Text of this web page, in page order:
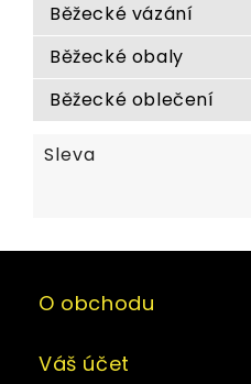
Běžecké vázání
Běžecké obaly
Běžecké oblečení
Sleva
O obchodu
Váš účet